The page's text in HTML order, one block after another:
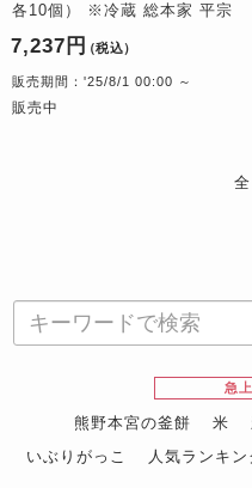
各10個） ※冷蔵 総本家 平宗
7,237円 （税込）
販売期間：'25/8/1 00:00 ～
販売中
全
急
熊野本宮の釜餅 米
いぶりがっこ
人気ランキン